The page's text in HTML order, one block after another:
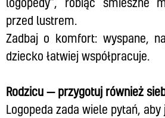
przed lustrem.
Zadbaj o komfort: wyspane,
dziecko łatwiej współpracuje.
Rodzicu — przygotuj również
Logopeda zada wiele pytań,